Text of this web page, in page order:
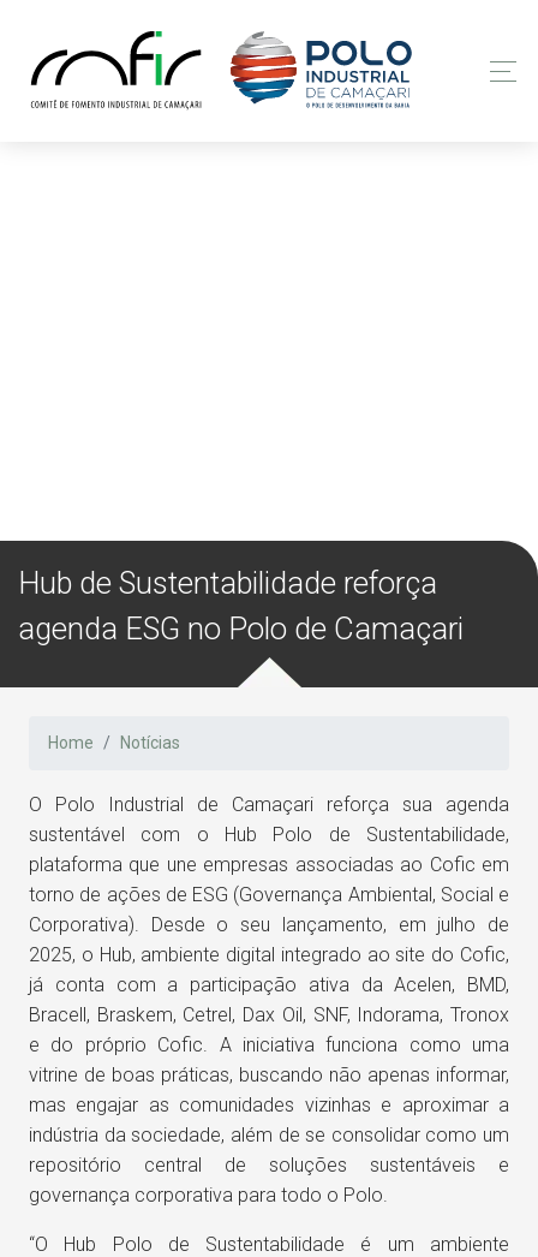
Hub de Sustentabilidade reforça
agenda ESG no Polo de Camaçari
Home Notícias
O Polo Industrial de Camaçari reforça sua agenda
sustentável com o Hub Polo de Sustentabilidade,
plataforma que une empresas associadas ao Cofic em
torno de ações de ESG (Governança Ambiental, Social e
Corporativa). Desde o seu lançamento, em julho de
2025, o Hub, ambiente digital integrado ao site do Cofic,
já conta com a participação ativa da Acelen, BMD,
Bracell, Braskem, Cetrel, Dax Oil, SNF, Indorama, Tronox
e do próprio Cofic. A iniciativa funciona como uma
vitrine de boas práticas, buscando não apenas informar,
mas engajar as comunidades vizinhas e aproximar a
indústria da sociedade, além de se consolidar como um
repositório central de soluções sustentáveis e
governança corporativa para todo o Polo.
“O Hub Polo de Sustentabilidade é um ambiente